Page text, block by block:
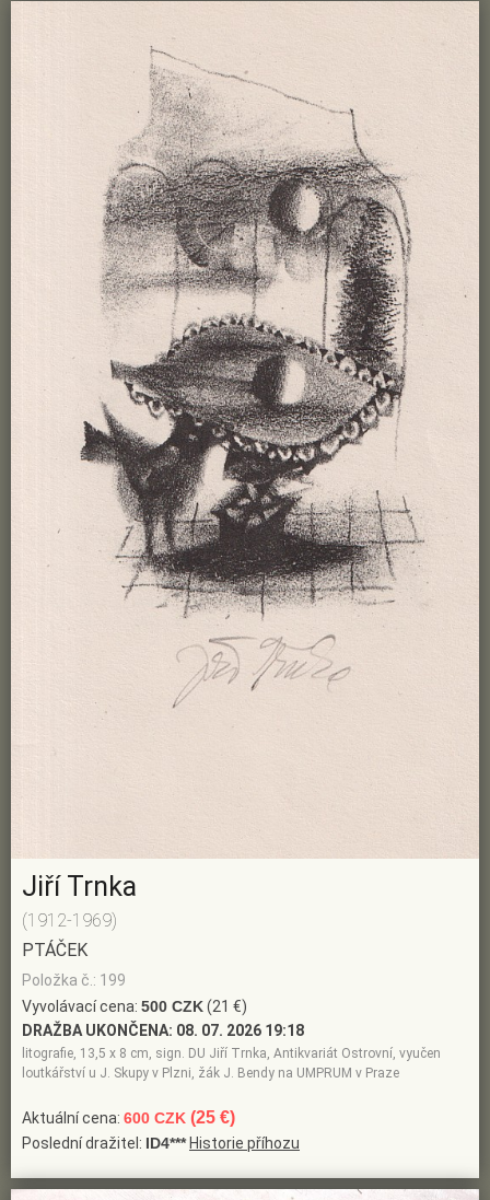
Jiří Trnka
(1912-1969)
PTÁČEK
Položka č.: 199
Vyvolávací cena: 500 CZK(21 €)
DRAŽBA UKONČENA: 08. 07. 2026 19:18
litografie, 13,5 x 8 cm, sign. DU Jiří Trnka, Antikvariát Ostrovní, vyučen
loutkářství u J. Skupy v Plzni, žák J. Bendy na UMPRUM v Praze
Aktuální cena: 600 CZK (25 €)
Poslední dražitel: ID4*** Historie příhozu